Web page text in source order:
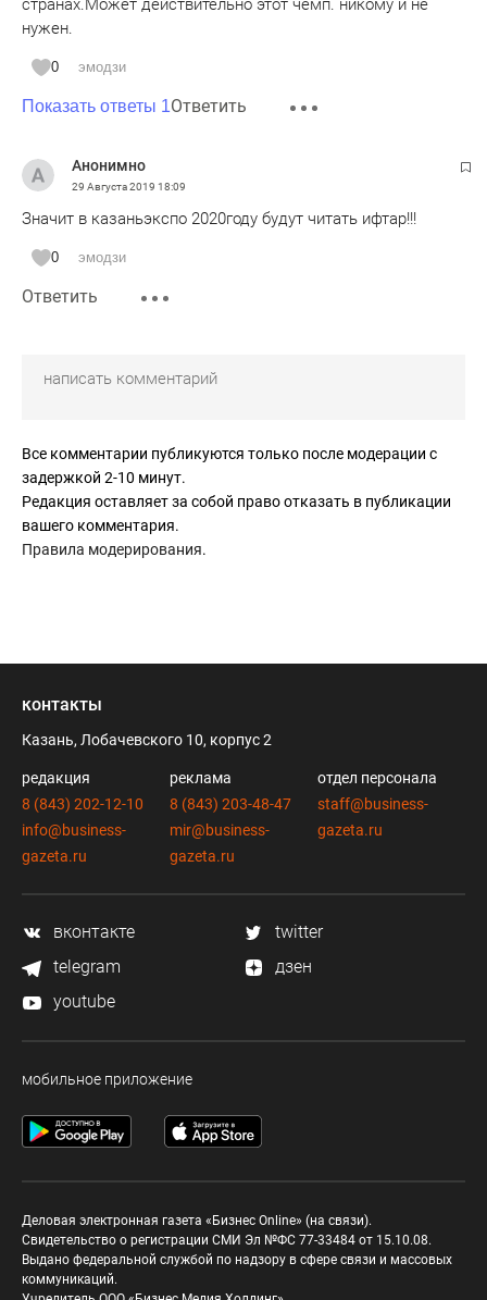
странах.Может действительно этот чемп. никому и не
нужен.
0 эмодзи
Показать ответы 1Ответить
Анонимно
29 Августа 2019 18:09
Значит в казаньэкспо 2020году будут читать ифтар!!!
0 эмодзи
Ответить
Все комментарии публикуются только после модерации с
задержкой 2-10 минут.
Редакция оставляет за собой право отказать в публикации
вашего комментария.
Правила модерирования.
контакты
Казань, Лобачевского 10, корпус 2
редакция
8 (843) 202-12-10
info@business-
gazeta.ru
реклама
8 (843) 203-48-47
mir@business-
gazeta.ru
отдел персонала
staff@business-
gazeta.ru
вконтакте
twitter
telegram
дзен
youtube
мобильное приложение
Деловая электронная газета «Бизнес Online» (на связи).
Свидетельство о регистрации СМИ Эл №ФС 77-33484 от 15.10.08.
Выдано федеральной службой по надзору в сфере связи и массовых
коммуникаций.